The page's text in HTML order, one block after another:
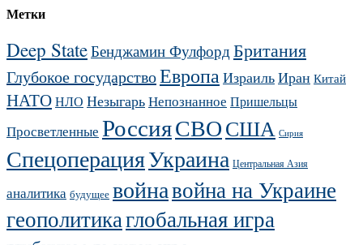
Метки
Deep StateБенджамин Фулфорд Британия
Глубокое государствоЕвропаИзраильИран Китай
НАТОНЛО НезыгарьНепознанное Пришельцы
Просветленные РоссияСВОСША Сирия
СпецоперацияУкраина Центральная Азия
аналитика будущее войнавойна на Украине
геополитикаглобальная игра